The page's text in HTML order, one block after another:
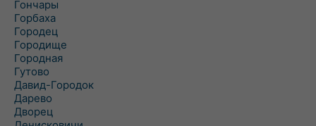
Гончары
Горбаха
Городец
Городище
Городная
Гутово
Давид-Городок
Дарево
Дворец